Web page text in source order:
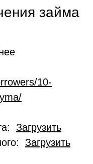
займа
10-
Загрузить
Загрузить